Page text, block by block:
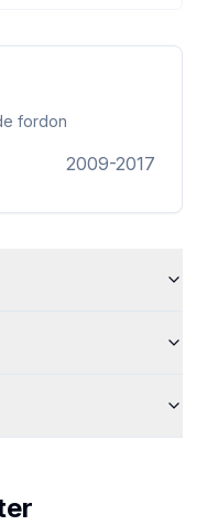
fordon
2009-2017